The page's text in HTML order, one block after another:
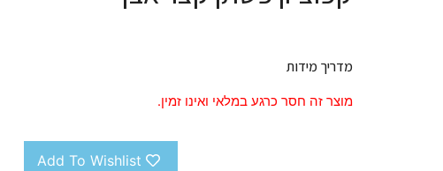
מדריך מידות
מוצר זה חסר כרגע במלאי ואינו זמין.
Add To Wishlist